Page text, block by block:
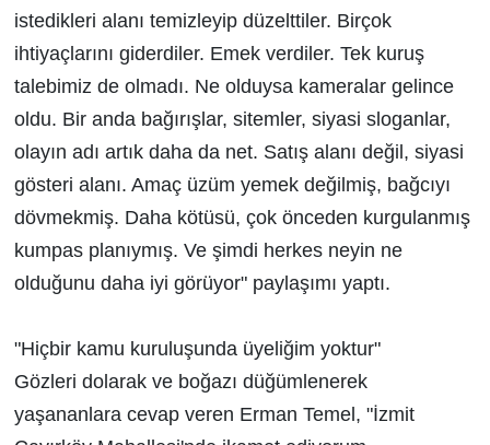
istedikleri alanı temizleyip düzelttiler. Birçok
ihtiyaçlarını giderdiler. Emek verdiler. Tek kuruş
talebimiz de olmadı. Ne olduysa kameralar gelince
oldu. Bir anda bağırışlar, sitemler, siyasi sloganlar,
olayın adı artık daha da net. Satış alanı değil, siyasi
gösteri alanı. Amaç üzüm yemek değilmiş, bağcıyı
dövmekmiş. Daha kötüsü, çok önceden kurgulanmış
kumpas planıymış. Ve şimdi herkes neyin ne
olduğunu daha iyi görüyor" paylaşımı yaptı.
"Hiçbir kamu kuruluşunda üyeliğim yoktur"
Gözleri dolarak ve boğazı düğümlenerek
yaşananlara cevap veren Erman Temel, "İzmit